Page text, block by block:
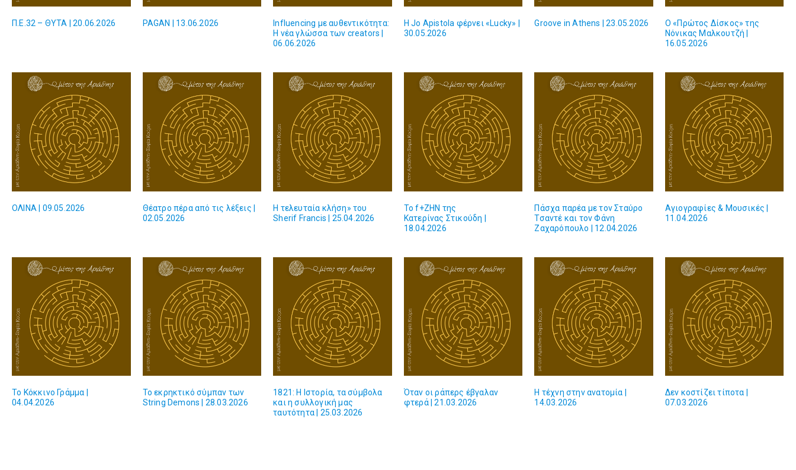
Π.Ε.32 – ΘΥΤΑ | 20.06.2026 PAGAN | 13.06.2026
Influencing με αυθεντικότητα:
Η νέα γλώσσα των creators |
06.06.2026
Η Jo Apistola φέρνει «Lucky» |
30.05.2026
Groove in Athens | 23.05.2026
Ο «Πρώτος Δίσκος» της
Νόνικας Μαλκουτζή |
16.05.2026
ΟΛΙΝΑ | 09.05.2026
Θέατρο πέρα από τις λέξεις |
02.05.2026
Η τελευταία κλήση» του
Sherif Francis | 25.04.2026
Το f+ΖΗΝ της
Κατερίνας Στικούδη |
18.04.2026
Πάσχα παρέα με τον Σταύρο
Τσαντέ και τον Φάνη
Ζαχαρόπουλο | 12.04.2026
Αγιογραφίες & Μουσικές |
11.04.2026
Το Κόκκινο Γράμμα |
04.04.2026
Το εκρηκτικό σύμπαν των
String Demons | 28.03.2026
1821: Η Ιστορία, τα σύμβολα
και η συλλογική μας
ταυτότητα | 25.03.2026
Όταν οι ράπερς έβγαλαν
φτερά | 21.03.2026
Η τέχνη στην ανατομία |
14.03.2026
Δεν κοστίζει τίποτα |
07.03.2026